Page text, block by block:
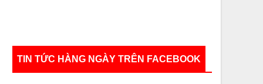
TIN TỨC HÀNG NGÀY TRÊN FACEBOOK